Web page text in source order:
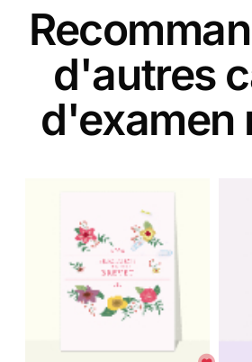
d'autres
d'examen